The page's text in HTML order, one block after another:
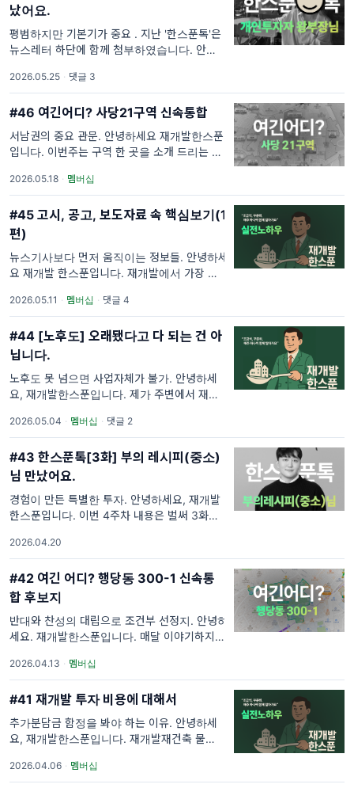
났어요.
평범하지만 기본기가 중요 . 지난 '한스푼톡'은
뉴스레터 하단에 함께 첨부하였습니다. 안녕하
발한스푼이 직접 만나뵙고 들은 내용으로 연재
하는 살아있는 세션이죠. 이번
2026.05.25 · 댓글 3
#46 여긴어디? 사당21구역 신속통합
서남권의 중요 관문. 안녕하세요 재개발한스푼
입니다. 이번주는 구역 한 곳을 소개 드리는 세
역의 이야기를 뉴스레터 형식으로 차근차근 정
리한 만큼, 구역을 이해
2026.05.18 · 멤버십
#45 고시, 공고, 보도자료 속 핵심보기(1
편)
뉴스기사보다 먼저 움직이는 정보들. 안녕하세
요 재개발 한스푼입니다. 재개발에서 가장 중요
다. 우리가 뉴스를 접할 시점이면 기자분들이
공고나 고시등을 보고 작성한 것이기 때
2026.05.11 · 멤버십 · 댓글 4
#44 [노후도] 오래됐다고 다 되는 건 아
닙니다.
노후도 못 넘으면 사업자체가 불가. 안녕하세
요, 재개발한스푼입니다. 제가 주변에서 재개발
한데요, "이 동네는 너무 낡아서 당연히 재개발
되는 거 아니야?"라는 말입니다. 하
2026.05.04 · 멤버십 · 댓글 2
#43 한스푼톡[3화] 부의 레시피(중소)
님 만났어요.
경험이 만든 특별한 투자. 안녕하세요, 재개발
한스푼입니다. 이번 4주차 내용은 벌써 3화를
직접 만나뵙고 들은 내용으로 연재하는 게 핵심
컨셉인데요. 그 경험을
2026.04.20
#42 여긴 어디? 행당동 300-1 신속통
합 후보지
반대와 찬성의 대립으로 조건부 선정지. 안녕하
세요. 재개발한스푼입니다. 매달 이야기하지만,
데, 결국 중요한 건 실제 구역을 얼마나 많이 들
여다봤느냐입니다. 책으로 개념을 익히
2026.04.13 · 멤버십
#41 재개발 투자 비용에 대해서
추가분담금 함정을 봐야 하는 이유. 안녕하세
요, 재개발한스푼입니다. 재개발재건축 물건을
일까요? 당연히 빌라든 단독주택이든 사야하므
2026.04.06 · 멤버십